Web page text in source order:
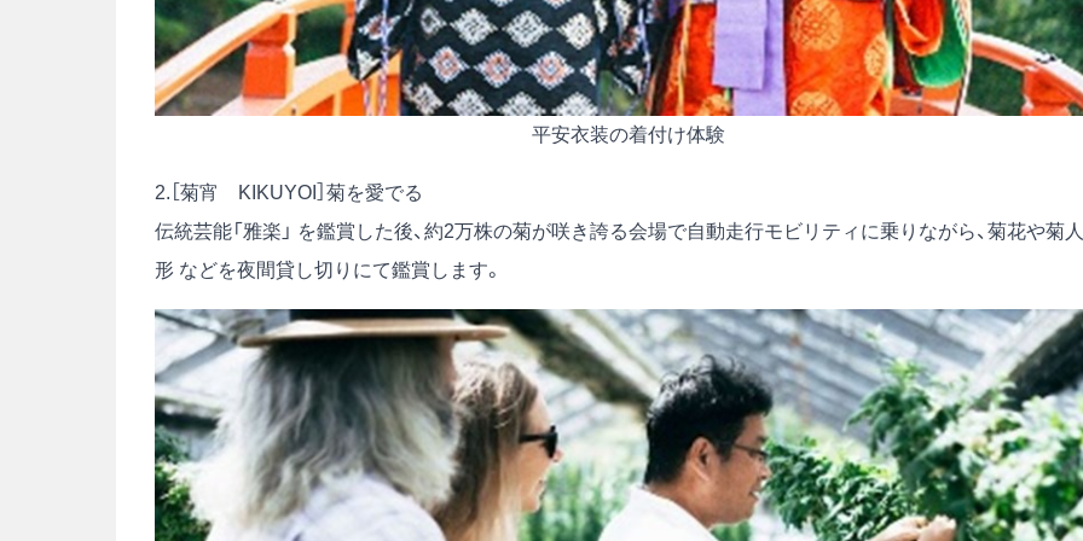
平安衣装の着付け体験
2.［菊宵 KIKUYOI］菊を愛でる
伝統芸能「雅楽」 を鑑賞した後、約2万株の菊が咲き誇る会場で自動走行モビリティに乗りながら、菊花や菊人
形 などを夜間貸し切りにて鑑賞します。